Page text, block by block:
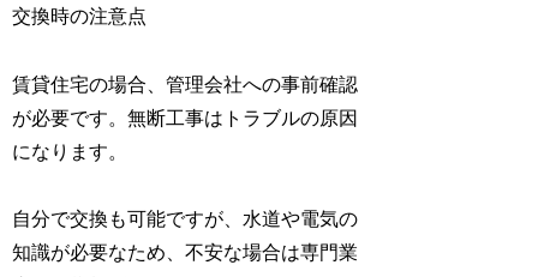
交換時の注意点
賃貸住宅の場合、管理会社への事前確認
が必要です。無断工事はトラブルの原因
になります。
自分で交換も可能ですが、水道や電気の
知識が必要なため、不安な場合は専門業